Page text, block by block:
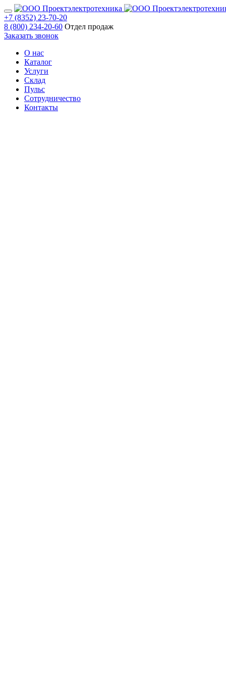
+7 (8352) 23-70-20
8 (800) 234-20-60 Отдел продаж
Заказать звонок
О нас
Каталог
Услуги
Склад
Пульс
Сотрудничество
Контакты